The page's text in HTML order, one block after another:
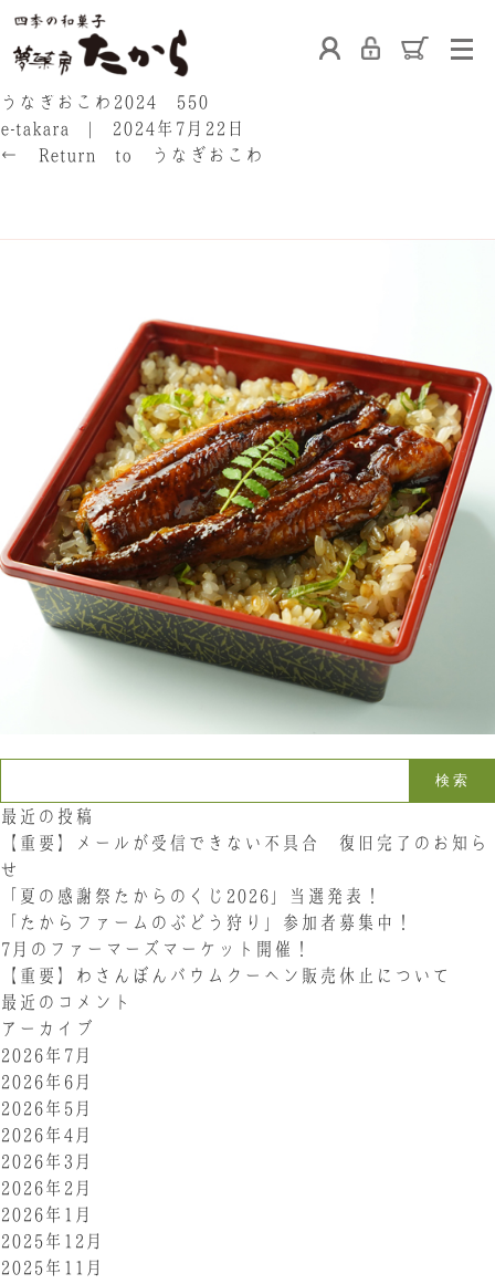
ホーム
ブログ 会社概要 採用情報
お問い合わせ
LINE Instagram Twitter
お問い合わせ
087-844-8801（受付時間 8:30〜17:30）
うなぎおこわ2024 550
e-takara
2024年7月22日
←
Return to うなぎおこわ
最近の投稿
【重要】メールが受信できない不具合 復旧完了のお知ら
せ
「夏の感謝祭たからのくじ2026」当選発表！
「たからファームのぶどう狩り」参加者募集中！
7月のファーマーズマーケット開催！
【重要】わさんぼんバウムクーヘン販売休止について
最近のコメント
アーカイブ
2026年7月
2026年6月
2026年5月
2026年4月
2026年3月
2026年2月
2026年1月
2025年12月
2025年11月